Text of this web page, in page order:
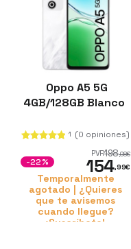
Oppo A5 5G
4GB/128GB Blanco
1 (0 opiniones)
PVR198,98€
154,99€
-22%
Temporalmente
agotado | ¿Quieres
que te avisemos
cuando llegue?
¡Suscríbete!